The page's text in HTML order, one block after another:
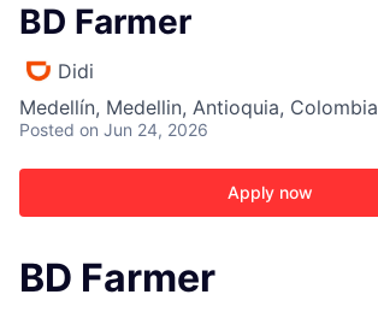
BD Farmer
Didi
Medellín, Medellin, Antioquia, Colombia
Posted on Jun 24, 2026
Apply now
BD Farmer